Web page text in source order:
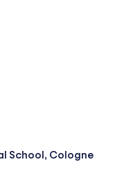
School, Cologne